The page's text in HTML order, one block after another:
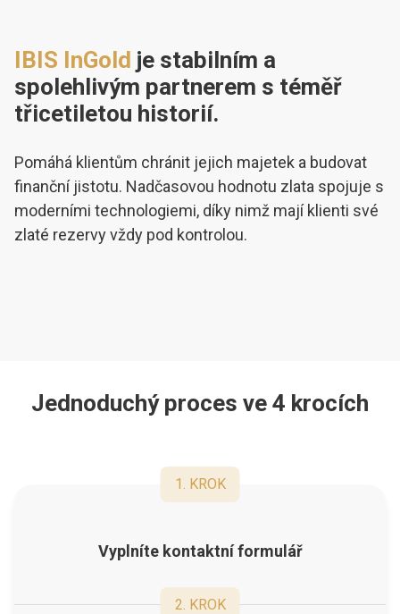
IBIS InGold je stabilním a
spolehlivým partnerem s téměř
třicetiletou historií.
Pomáhá klientům chránit jejich majetek a budovat
finanční jistotu. Nadčasovou hodnotu zlata spojuje s
moderními technologiemi, díky nimž mají klienti své
zlaté rezervy vždy pod kontrolou.
Jednoduchý proces ve 4 krocích
1. KROK
Vyplníte kontaktní formulář
2. KROK